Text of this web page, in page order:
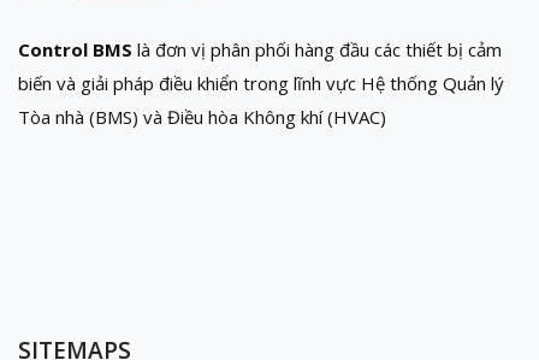
Control BMS là đơn vị phân phối hàng đầu các thiết bị cảm
biến và giải pháp điều khiển trong lĩnh vực Hệ thống Quản lý
Tòa nhà (BMS) và Điều hòa Không khí (HVAC)
SITEMAPS